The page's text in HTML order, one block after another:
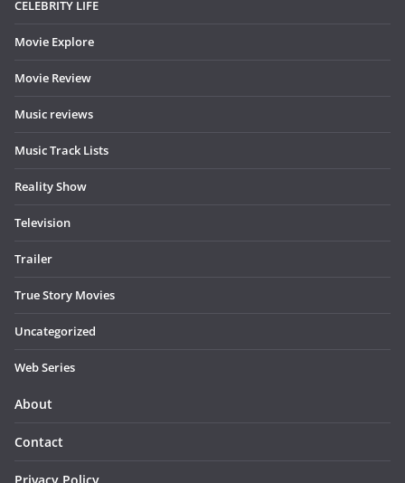
CELEBRITY LIFE
Movie Explore
Movie Review
Music reviews
Music Track Lists
Reality Show
Television
Trailer
True Story Movies
Uncategorized
Web Series
About
Contact